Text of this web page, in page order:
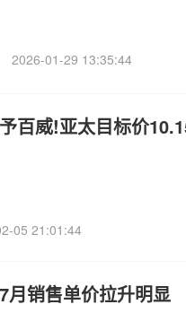
2026-01-29 13:35:44
百威!亚太目标价
05 21:01:44
月销售单价拉升明显